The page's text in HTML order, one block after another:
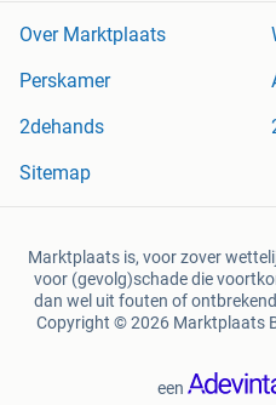
Over Marktplaats
Perskamer
2dehands
Sitemap
Marktplaats is, voor zover
voor (gevolg)schade die
dan wel uit fouten of
Copyright © 2026 Marktplaats
een